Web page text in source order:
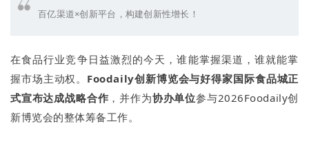
百亿渠道×创新平台，构建创新性增长！
在食品行业竞争日益激烈的今天，谁能掌握渠道，谁就能掌
握市场主动权。 Foodaily创新博览会与好得家国际食品城正
式宣布达成战略合作 ，并作为协办单位参与2026Foodaily创
新博览会的整体筹备工作。